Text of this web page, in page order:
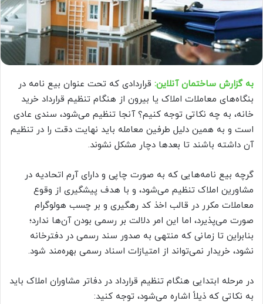
به گزارش ساختمان آنلاین: قراردادی که تحت عنوان بیع نامه در
بنگاه‌های معاملات املاک یا بیرون از هنگام تنظیم قرارداد خرید
خانه، به چه نکاتی توجه کنیم؟ آنجا تنظیم می‌شود، سندی عادی
است و به همین دلیل طرفین معامله باید نهایت دقت را در تنظیم
آن داشته باشند تا بعد‌ها دچار مشکل نشوند.
گرچه بیع نامه‌هایی که به صورت چاپی و دارای آرم اتحادیه در
مشاورین املاک تنظیم می‌شود، و با هدف پیشگیری از وقوع
معاملات مکرر در قالب اخذ کد رهگیری و بر چسب هولوگرام
صورت می‌پذیرد، اما این امر دلالت بر رسمی بودن آن‌ها ندارد؛
بنابراین تا زمانی که منتهی به صدور سند رسمی در دفترخانه
نشود، خریدار نمی‌تواند از امتیازات اسناد رسمی بهره‌مند شود.
در مرحله ابتدایی هنگام تنظیم قرارداد در دفاتر مشاوران املاک باید
به نکاتی که ذیلاً اشاره می‌شود، توجه کنید: